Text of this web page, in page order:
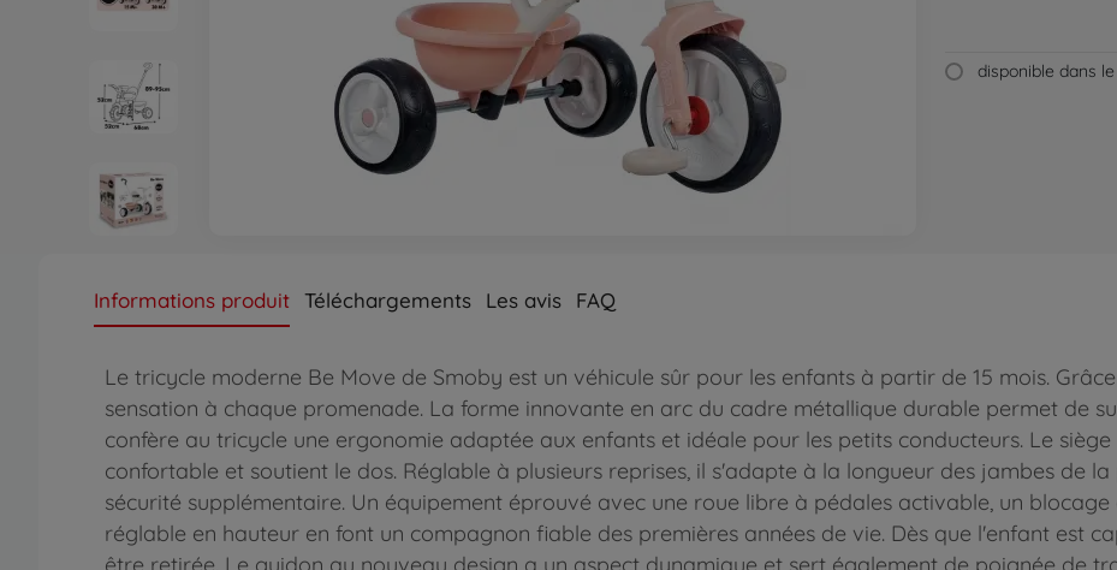
disponible dans
Informations produit Téléchargements Les avis FAQ
Le tricycle moderne Be Move de Smoby est un véhicule sûr pour les enfants à partir de 15 mois.
sensation à chaque promenade. La forme innovante en arc du cadre métallique durable permet de
confère au tricycle une ergonomie adaptée aux enfants et idéale pour les petits conducteurs. Le
confortable et soutient le dos. Réglable à plusieurs reprises, il s'adapte à la longueur des jambes de
sécurité supplémentaire. Un équipement éprouvé avec une roue libre à pédales activable, un
réglable en hauteur en font un compagnon fiable des premières années de vie. Dès que l'enfant est